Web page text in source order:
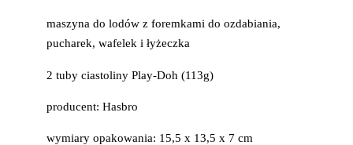
maszyna do lodów z foremkami do ozdabiania,
pucharek, wafelek i łyżeczka
2 tuby ciastoliny Play-Doh (113g)
producent: Hasbro
wymiary opakowania: 15,5 x 13,5 x 7 cm